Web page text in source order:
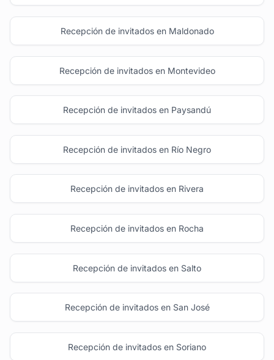
Recepción de invitados en Maldonado
Recepción de invitados en Montevideo
Recepción de invitados en Paysandú
Recepción de invitados en Río Negro
Recepción de invitados en Rivera
Recepción de invitados en Rocha
Recepción de invitados en Salto
Recepción de invitados en San José
Recepción de invitados en Soriano